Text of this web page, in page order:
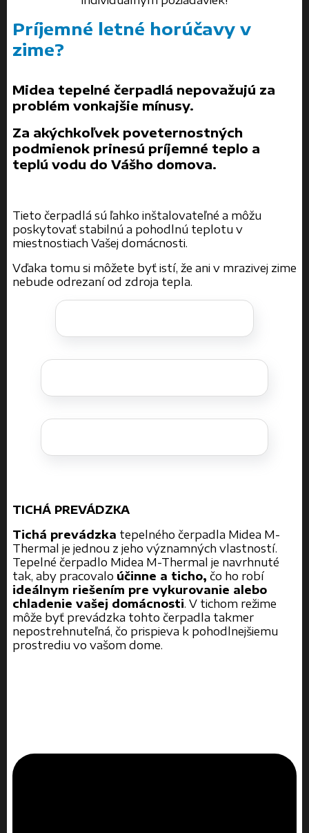
Príjemné letné horúčavy v
zime?
Midea tepelné čerpadlá nepovažujú za
problém vonkajšie mínusy.
Za akýchkoľvek poveternostných
podmienok prinesú príjemné teplo a
teplú vodu do Vášho domova.
Tieto čerpadlá sú ľahko inštalovateľné a môžu
poskytovať stabilnú a pohodlnú teplotu v
miestnostiach Vašej domácnosti.
Vďaka tomu si môžete byť istí, že ani v mrazivej zime
nebude odrezaní od zdroja tepla.
TICHÁ PREVÁDZKA
Tichá prevádzka tepelného čerpadla Midea M-
Thermal je jednou z jeho významných vlastností.
Tepelné čerpadlo Midea M-Thermal je navrhnuté
tak, aby pracovalo účinne a ticho, čo ho robí
ideálnym riešením pre vykurovanie alebo
chladenie vašej domácnosti. V tichom režime
môže byť prevádzka tohto čerpadla takmer
nepostrehnuteľná, čo prispieva k pohodlnejšiemu
prostrediu vo vašom dome.